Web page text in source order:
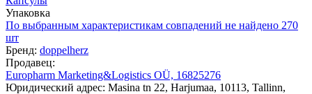
Упаковка
По выбранным характеристикам совпадений не найдено 270
шт
Бренд: doppelherz
Продавец:
Europharm Marketing&Logistics OÜ, 16825276
Юридический адрес: Masina tn 22, Harjumaa, 10113, Tallinn,